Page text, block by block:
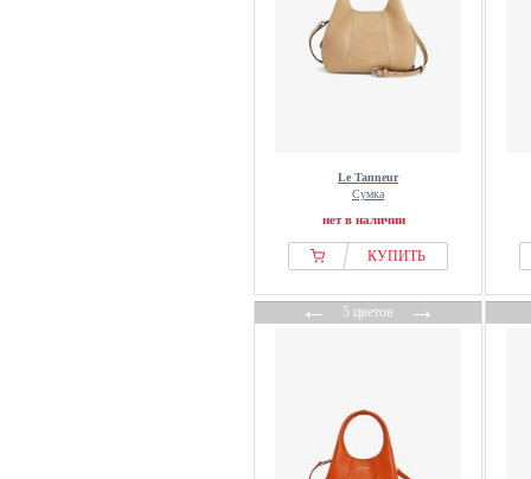
Le Tanneur
Сумка
нет в наличии
КУПИТЬ
←5 цветов→